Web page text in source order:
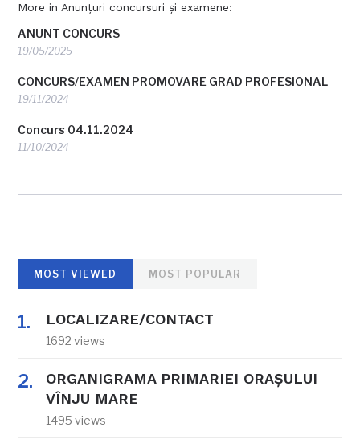
More in Anunțuri concursuri și examene:
ANUNT CONCURS
19/05/2025
CONCURS/EXAMEN PROMOVARE GRAD PROFESIONAL
19/11/2024
Concurs 04.11.2024
11/10/2024
MOST VIEWED MOST POPULAR
LOCALIZARE/CONTACT
1692 views
ORGANIGRAMA PRIMARIEI ORAŞULUI
VÎNJU MARE
1495 views